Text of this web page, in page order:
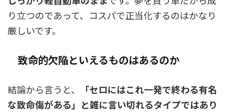
り立つのであって、コスパで正当化するのはかなり
厳しいです。
致命的欠陥といえるものはあるのか
結論から言うと、
「セロにはこれ一発で終わる有名
な致命傷がある」と雑に言い切れるタイプではあり